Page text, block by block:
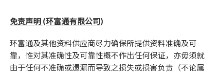
免责声明 (环富通有限公司)
环富通及其他资料供应商尽力确保所提供资料准确及可
靠，惟对其准确性及可靠性概不作出任何保证，亦毋须就
由于任何不准确或遗漏而导致之损失或损害负责（不论属